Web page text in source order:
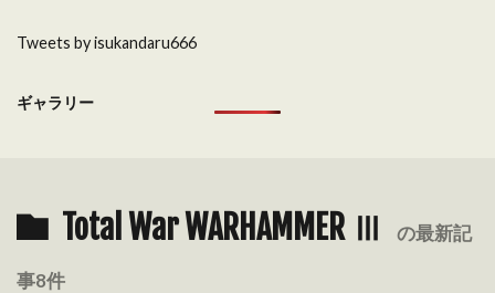
Tweets by isukandaru666
ギャラリー
Total War WARHAMMER Ⅲ の最新記
事8件